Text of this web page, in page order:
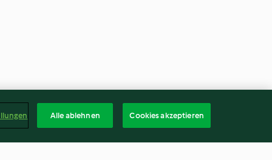
Alle ablehnen Cookies akzeptieren